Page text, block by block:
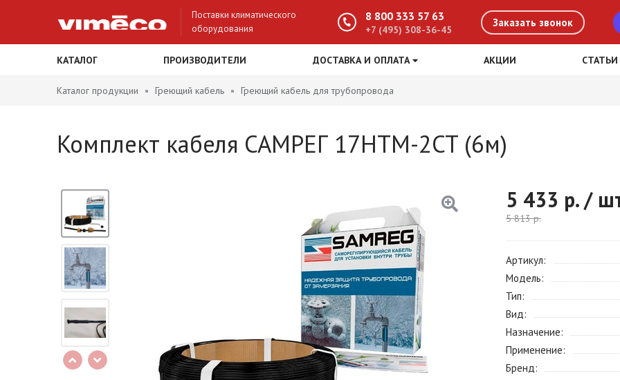
Поставки климатического
оборудования
8 800 333 57 63
+7 (495) 308-36-45
Заказать звонок
КАТАЛОГ ПРОИЗВОДИТЕЛИ ДОСТАВКА И ОПЛАТА АКЦИИ СТАТЬИ
Каталог продукции Греющий кабель Греющий кабель для трубопровода
Комплект кабеля САМРЕГ 17HTM-2CT (6м)
5 433 р. /
5 813р.
Артикул
Модель
Тип
Вид
Назначение
Применение
Бренд